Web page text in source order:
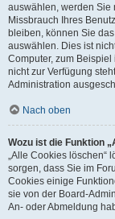
auswählen, werden Sie
Missbrauch Ihres
bleiben, können Sie
auswählen. Dies ist
Computer, zum
nicht zur Verfügung
Administration
Nach oben
Wozu ist die Funktion
„Alle Cookies löschen“
sorgen, dass Sie im
Cookies einige
sie von der Board-
An- oder Abmeldung